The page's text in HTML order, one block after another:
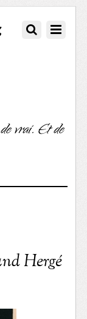
vrai. Et de
Hergé